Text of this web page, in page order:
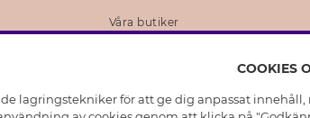
Våra butiker
Hållbarhet
COOKIES
lagringstekniker för att ge dig anpassat